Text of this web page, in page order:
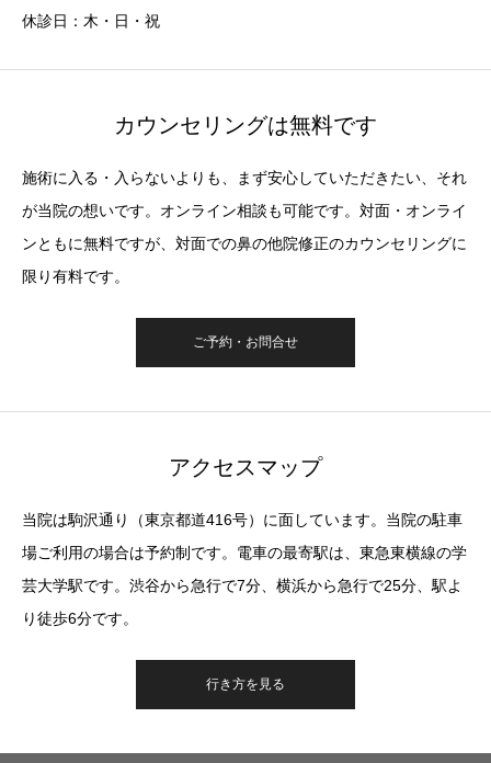
休診日：木・日・祝
カウンセリングは無料です
施術に入る・入らないよりも、まず安心していただきたい、それ
が当院の想いです。オンライン相談も可能です。対面・オンライ
ンともに無料ですが、対面での鼻の他院修正のカウンセリングに
限り有料です。
ご予約・お問合せ
アクセスマップ
当院は駒沢通り（東京都道416号）に面しています。当院の駐車
場ご利用の場合は予約制です。電車の最寄駅は、東急東横線の学
芸大学駅です。渋谷から急行で7分、横浜から急行で25分、駅よ
り徒歩6分です。
行き方を見る